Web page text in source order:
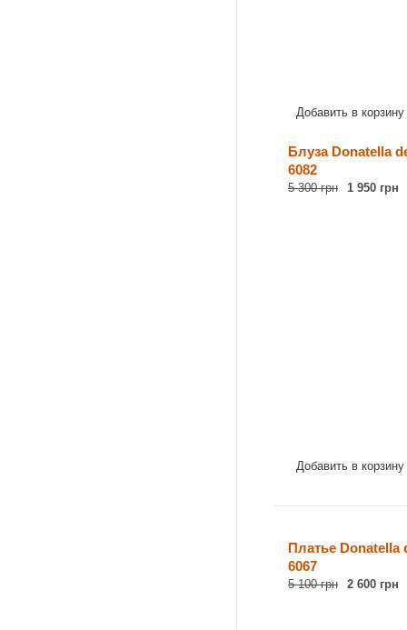
Добавить в корзину
Блуза Donatella
6082
5 300 грн 1 950 грн
Добавить в корзину
Платье Donatella
6067
5 100 грн 2 600 грн